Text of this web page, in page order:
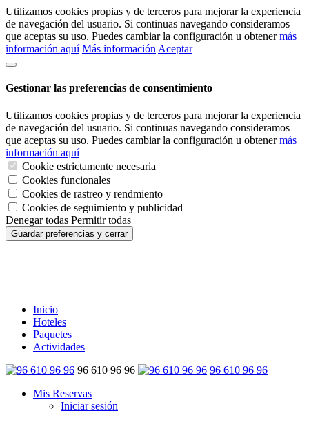
Utilizamos cookies propias y de terceros para mejorar la experiencia
de navegación del usuario. Si continuas navegando consideramos
que aceptas su uso. Puedes cambiar la configuración u obtenermás
información aquí Más información Aceptar
Gestionar las preferencias de consentimiento
Utilizamos cookies propias y de terceros para mejorar la experiencia
de navegación del usuario. Si continuas navegando consideramos
que aceptas su uso. Puedes cambiar la configuración u obtenermás
información aquí
Cookie estrictamente necesaria
Cookies funcionales
Cookies de rastreo y rendmiento
Cookies de seguimiento y publicidad
Denegar todas Permitir todas
Guardar preferencias y cerrar
Inicio
Hoteles
Paquetes
Actividades
96 610 96 96
96 610 96 96
Mis Reservas
Iniciar sesión